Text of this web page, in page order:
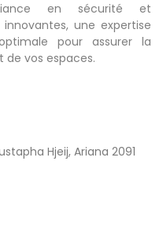
en sécurité et
une expertise
pour assurer la
vos espaces.
Hjeij, Ariana 2091